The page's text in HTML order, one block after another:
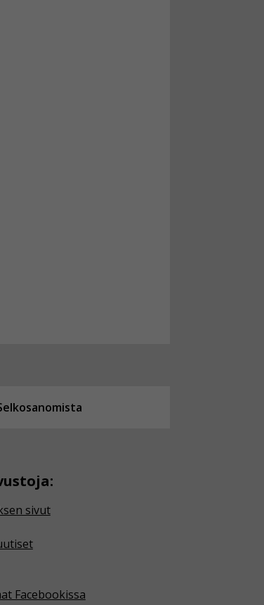
sivut
Facebookissa